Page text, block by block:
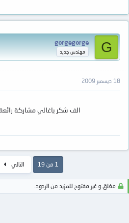
G
gorgegorge
مهندس جديد
18 ديسمبر 2009
الف شكر ياغالي مشاركة
1 من 19 التالي
مغلق و غير مفتوح للمزيد من الردود.